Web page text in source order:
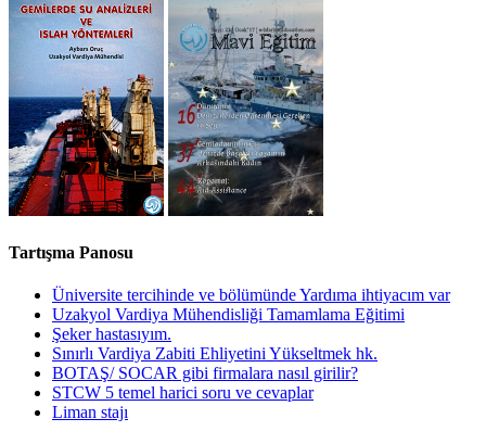
Tartışma Panosu
Üniversite tercihinde ve bölümünde Yardıma ihtiyacım var
Uzakyol Vardiya Mühendisliği Tamamlama Eğitimi
Şeker hastasıyım.
Sınırlı Vardiya Zabiti Ehliyetini Yükseltmek hk.
BOTAŞ/ SOCAR gibi firmalara nasıl girilir?
STCW 5 temel harici soru ve cevaplar
Liman stajı